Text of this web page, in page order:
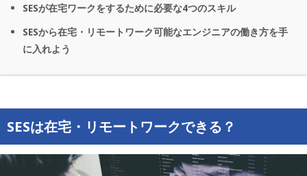
SESが在宅ワークをするために必要な4つのスキル
SESから在宅・リモートワーク可能なエンジニアの働き方を手
に入れよう
SESは在宅・リモートワークできる？